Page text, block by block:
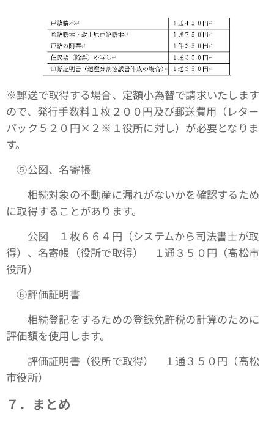
※郵送で取得する場合、定額小為替で請求いたします
ので、発行手数料１枚２００円及び郵送費用（レター
パック５２０円×２※１役所に対し）が必要となりま
す。
➄公図、名寄帳
相続対象の不動産に漏れがないかを確認するため
に取得することがあります。
公図 １枚６６４円（システムから司法書士が取
得）、名寄帳（役所で取得） １通３５０円（高松市
役所）
⑥評価証明書
相続登記をするための登録免許税の計算のために
評価額を使用します。
評価証明書（役所で取得） １通３５０円（高松
市役所）
７．まとめ